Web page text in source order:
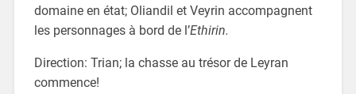
domaine en état; Oliandil et Veyrin accompagnent
les personnages à bord de l’Ethirin.
Direction: Trian; la chasse au trésor de Leyran
commence!